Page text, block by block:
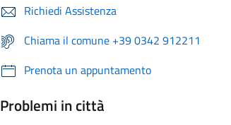
Richiedi Assistenza
Chiama il comune +39 0342 912211
Prenota un appuntamento
Problemi in città